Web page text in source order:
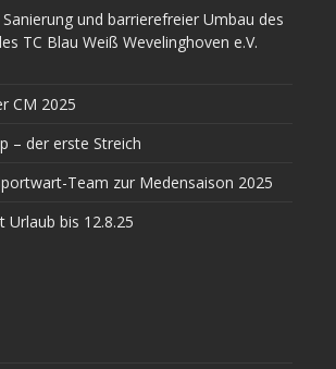
und barrierefreier Umbau des
TC Blau Weiß Wevelinghoven e.V.
CM 2025
– der erste Streich
Team zur Medensaison 2025
Urlaub bis 12.8.25